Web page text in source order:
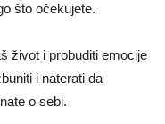
što očekujete.
život i probuditi emocije
i naterati da
o sebi.